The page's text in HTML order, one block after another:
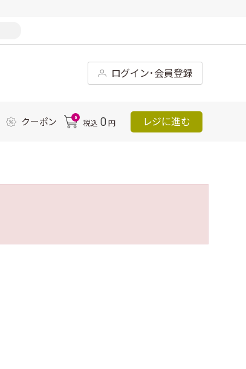
ログイン･会員登録
クーポン 0
税込 0 円 レジに進む